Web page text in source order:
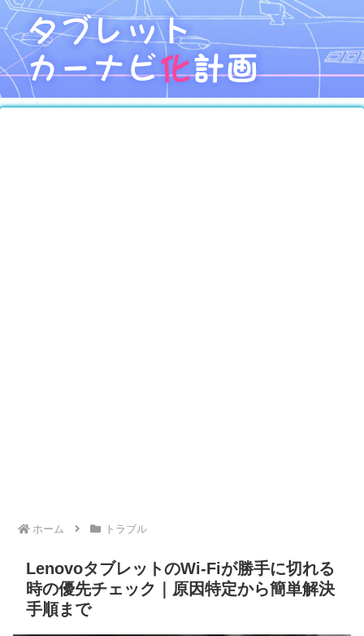
ホーム トラブル
LenovoタブレットのWi-Fiが勝手に切れる
時の優先チェック｜原因特定から簡単解決
手順まで